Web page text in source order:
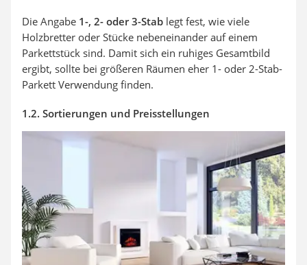
Die Angabe 1-, 2- oder 3-Stab legt fest, wie viele
Holzbretter oder Stücke nebeneinander auf einem
Parkettstück sind. Damit sich ein ruhiges Gesamtbild
ergibt, sollte bei größeren Räumen eher 1- oder 2-Stab-
Parkett Verwendung finden.
1.2. Sortierungen und Preisstellungen